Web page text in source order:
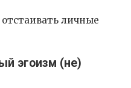
личные
эгоизм (не)